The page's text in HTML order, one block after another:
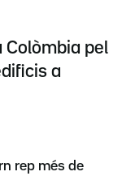
Colòmbia pel
a
rep més de